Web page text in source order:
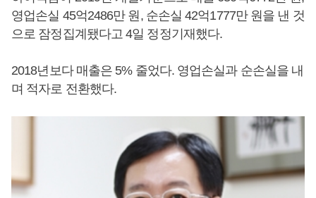
영업손실 45억2486만 원, 순손실 42억1777만 원을 낸 것
으로 잠정집계됐다고 4일 정정기재했다.
2018년보다 매출은 5% 줄었다. 영업손실과 순손실을 내
며 적자로 전환했다.